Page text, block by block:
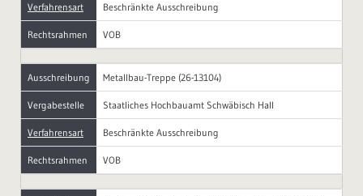
Verfahrensart Beschränkte Ausschreibung
Rechtsrahmen VOB
Ausschreibung Metallbau-Treppe (26-13104)
Vergabestelle Staatliches Hochbauamt Schwäbisch Hall
Verfahrensart Beschränkte Ausschreibung
Rechtsrahmen VOB